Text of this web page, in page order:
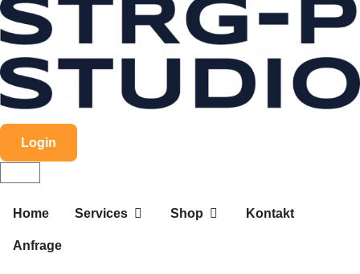
Login
Home Services Shop Kontakt
Anfrage